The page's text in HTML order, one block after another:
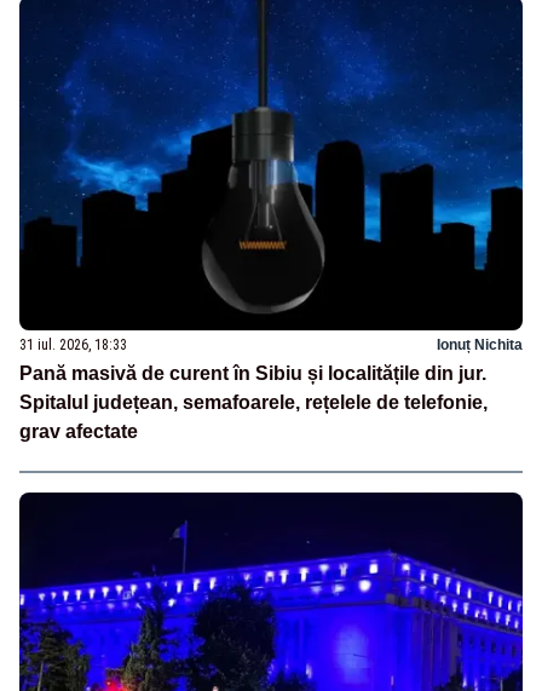
31 iul. 2026, 18:33 Ionuț Nichita
Pană masivă de curent în Sibiu și localitățile din jur.
Spitalul județean, semafoarele, rețelele de telefonie,
grav afectate